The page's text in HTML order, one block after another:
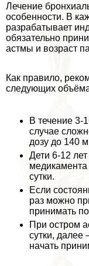
Лечение
особенности. В
разpaбатывает
обязательно
астмы и возраст
Как правило,
следующих
В течение 3-
случае
дозу до 140
Дети 6-12
медикамента
сутки.
Если
раз можно
принимать
При остром
сутки, далее
начать